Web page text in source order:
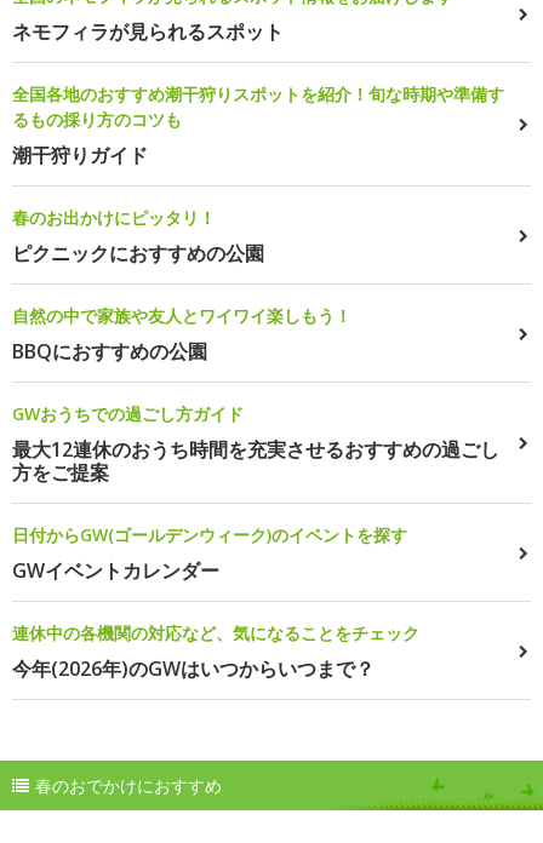
ネモフィラが見られるスポット
全国各地のおすすめ潮干狩りスポットを紹介！旬な時期や準備す
るもの採り方のコツも
潮干狩りガイド
春のお出かけにピッタリ！
ピクニックにおすすめの公園
自然の中で家族や友人とワイワイ楽しもう！
BBQにおすすめの公園
GWおうちでの過ごし方ガイド
最大12連休のおうち時間を充実させるおすすめの過ごし
方をご提案
日付からGW(ゴールデンウィーク)のイベントを探す
GWイベントカレンダー
連休中の各機関の対応など、気になることをチェック
今年(2026年)のGWはいつからいつまで？
春のおでかけにおすすめ